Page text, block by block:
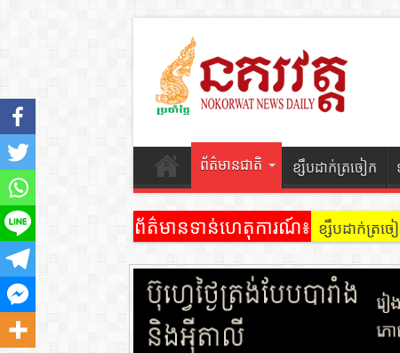
ព័ត៌មានជាតិ ខ្សឹបដាក់ត្រចៀក
ព័ត៌មានទាន់ហេតុការណ៍៖ ខ្សឹបដាក់ត្រ